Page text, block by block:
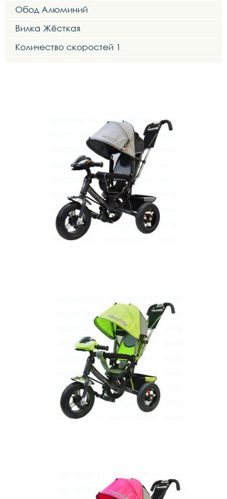
Обод Алюминий
Вилка Жёсткая
Количество скоростей 1